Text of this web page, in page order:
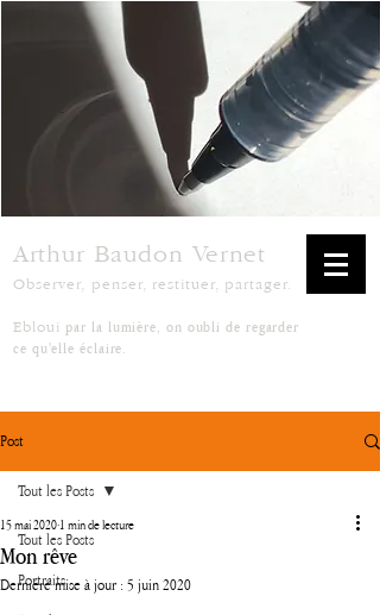
Arthur Baudon Vernet
Observer, penser, restituer, partager.
Ebloui par la lumière, on oubli de regarder
ce qu'elle éclaire.
Post
Tout les Posts
Portraits
Tout les Posts
Mon rêve
15 mai 2020 1 min de lecture
Dernière mise à jour : 5 juin 2020